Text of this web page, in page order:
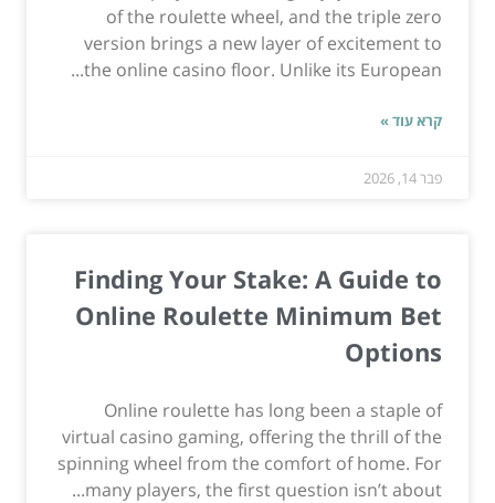
of the roulette wheel, and the triple zero
version brings a new layer of excitement to
the online casino floor. Unlike its European...
קרא עוד »
פבר 14, 2026
Finding Your Stake: A Guide to
Online Roulette Minimum Bet
Options
Online roulette has long been a staple of
virtual casino gaming, offering the thrill of the
spinning wheel from the comfort of home. For
many players, the first question isn’t about...